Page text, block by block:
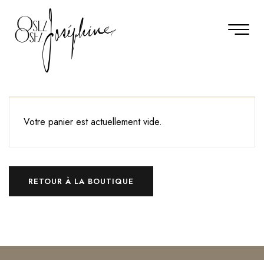
Votre panier est actuellement vide.
RETOUR À LA BOUTIQUE